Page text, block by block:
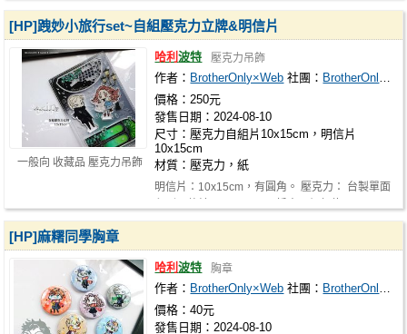
一般向 收藏品 壓克力吊飾
[HP]跩妙小旅行set~自組壓克力立牌&明信片
哈利波特 壓克力吊飾
作者： BrotherOnly×Web 社團： BrotherOnly×Web
價格：250元
發售日期：2024-08-10
尺寸：壓克力自組片10x15cm，明信片
10x15cm
材質：壓克力，紙
明信片：10x15cm，有圓角。 壓克力： 台製單面
[HP]麻糬同學胸章
哈利波特 胸章
作者： BrotherOnly×Web 社團： BrotherOnly×Web
價格：40元
發售日期：2024-08-10